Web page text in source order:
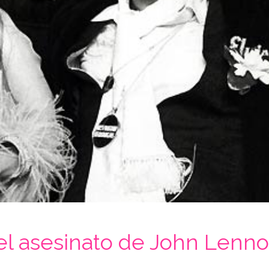
asesinato de John